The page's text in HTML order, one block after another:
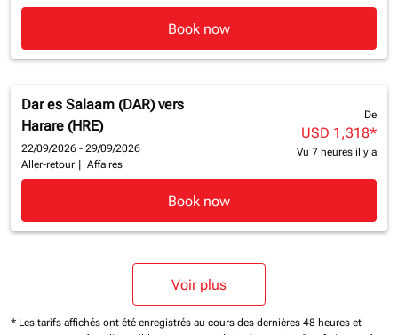
Book now
Dar es Salaam (DAR) vers
Harare (HRE)
22/09/2026 - 29/09/2026
Aller-retour
Affaires
De
USD 1,318*
Vu 7 heures il y a
Book now
Voir plus
* Les tarifs affichés ont été enregistrés au cours des dernières 48 heures et